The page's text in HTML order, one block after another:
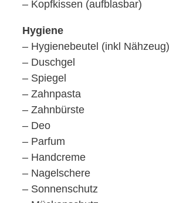
– Kopfkissen (aufblasbar)
Hygiene
– Hygienebeutel (inkl Nähzeug)
– Duschgel
– Spiegel
– Zahnpasta
– Zahnbürste
– Deo
– Parfum
– Handcreme
– Nagelschere
– Sonnenschutz